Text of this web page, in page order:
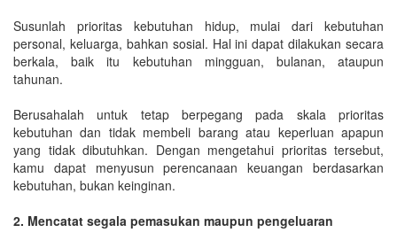
Susunlah prioritas kebutuhan hidup, mulai dari kebutuhan
personal, keluarga, bahkan sosial. Hal ini dapat dilakukan secara
berkala, baik itu kebutuhan mingguan, bulanan, ataupun
tahunan.
Berusahalah untuk tetap berpegang pada skala prioritas
kebutuhan dan tidak membeli barang atau keperluan apapun
yang tidak dibutuhkan. Dengan mengetahui prioritas tersebut,
kamu dapat menyusun perencanaan keuangan berdasarkan
kebutuhan, bukan keinginan.
2. Mencatat segala pemasukan maupun pengeluaran